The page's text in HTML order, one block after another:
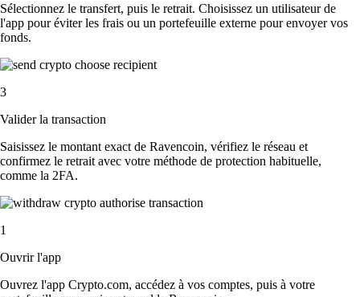
Sélectionnez le transfert, puis le retrait. Choisissez un utilisateur de
l'app pour éviter les frais ou un portefeuille externe pour envoyer vos
fonds.
3
Valider la transaction
Saisissez le montant exact de Ravencoin, vérifiez le réseau et
confirmez le retrait avec votre méthode de protection habituelle,
comme la 2FA.
1
Ouvrir l'app
Ouvrez l'app Crypto.com, accédez à vos comptes, puis à votre